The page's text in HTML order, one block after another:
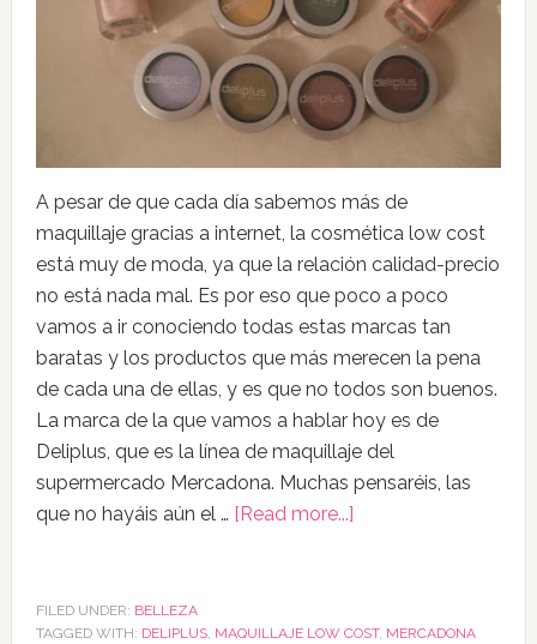
A pesar de que cada día sabemos más de
maquillaje gracias a internet, la cosmética low cost
está muy de moda, ya que la relación calidad-precio
no está nada mal. Es por eso que poco a poco
vamos a ir conociendo todas estas marcas tan
baratas y los productos que más merecen la pena
de cada una de ellas, y es que no todos son buenos.
La marca de la que vamos a hablar hoy es de
Deliplus, que es la línea de maquillaje del
supermercado Mercadona. Muchas pensaréis, las
que no hayáis aún el … [Read more...]
FILED UNDER: BELLEZA
TAGGED WITH: DELIPLUS, MAQUILLAJE LOW COST, MERCADONA